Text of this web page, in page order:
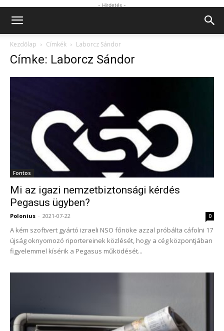
- Hirdetés -
Kezdőlap Címkék Laborcz Sándor
Címke: Laborcz Sándor
Fontos
Mi az igazi nemzetbiztonsági kérdés
Pegasus ügyben?
Polonius - 2021-07-22 0
A kém szoftvert gyártó izraeli NSO főnöke azzal próbálta cáfolni 17
újság oknyomozó riportereinek közlését, hogy a cég központjában
figyelemmel kísérik a Pegasus működését...